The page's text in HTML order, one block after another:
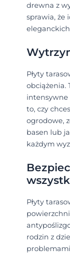
drewna z
sprawia, że
Płyty
obciążenia.
intensywne
to, czy
ogrodowe,
basen lub
każdym
Płyty
rodzin z